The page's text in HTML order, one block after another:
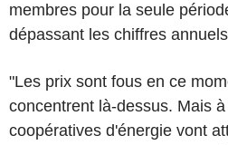
membres pour la seule
dépassant les chiffres
"Les prix sont fous en ce
concentrent là-dessus. Mais
coopératives d'énergie vont